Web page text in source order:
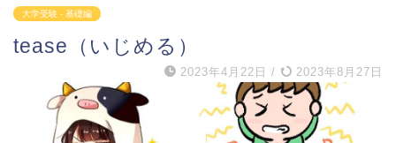
大学受験 - 基礎編
tease（いじめる）
2023年4月22日 / 2023年8月27日